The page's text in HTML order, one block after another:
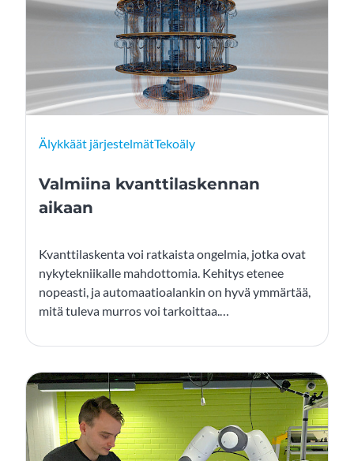
Älykkäät järjestelmätTekoäly
Valmiina kvanttilaskennan
aikaan
Kvanttilaskenta voi ratkaista ongelmia, jotka ovat
nykytekniikalle mahdottomia. Kehitys etenee
nopeasti, ja automaatioalankin on hyvä ymmärtää,
mitä tuleva murros voi tarkoittaa.
ennakointia, kokeiluja ja verkostojen rakentamista.